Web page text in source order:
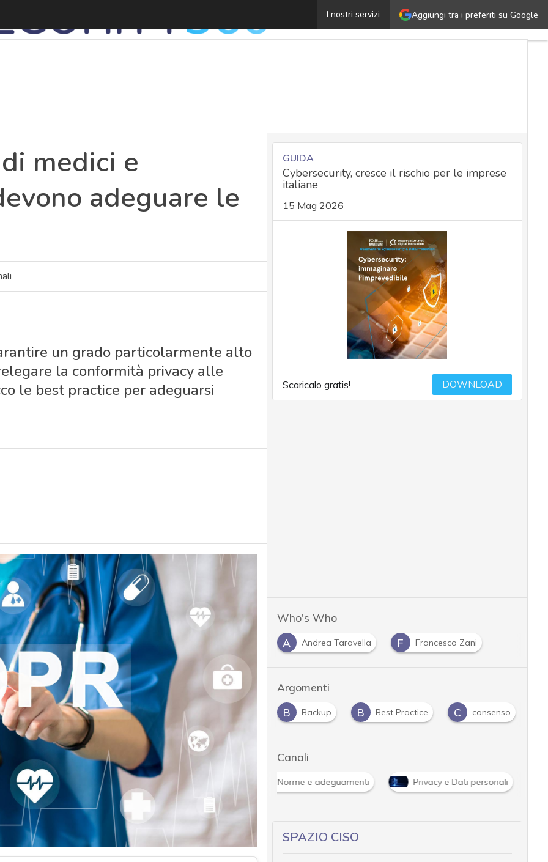
Aggiungi tra i preferiti su Google
I nostri servizi
La privacy negli studi medici e dentistici: come si
medici e
adeguare le
un grado particolarmente alto
la conformità privacy alle
le best practice per adeguarsi
GUIDA
Cybersecurity, cresce il rischio per le imprese
italiane
15 Mag 2026
Scaricalo gratis! DOWNLOAD
Who's Who
A
Andrea Taravella F Francesco Zani
Argomenti
A
Accountability B Backup B Best Practice C consenso
Canali
Norme e adeguamenti Privacy e Dati personali
SPAZIO CISO